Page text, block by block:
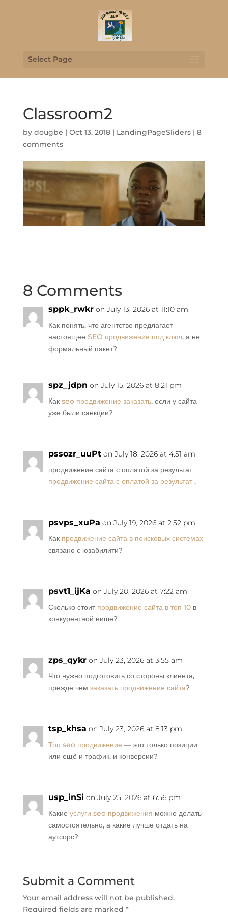
Select Page
Classroom2
by dougbe | Oct 13, 2018| LandingPageSliders| 8
comments
8 Comments
sppk_rwkr on July 13, 2026 at 11:10 am
Как понять, что агентство предлагает
настоящее SEO продвижение под ключ, а не
формальный пакет?
spz_jdpn on July 15, 2026 at 8:21 pm
Как seo продвижение заказать, если у сайта
уже были санкции?
pssozr_uuPt on July 18, 2026 at 4:51 am
продвижение сайта с оплатой за результат
продвижение сайта с оплатой за результат.
psvps_xuPa on July 19, 2026 at 2:52 pm
Как продвижение сайта в поисковых системах
связано с юзабилити?
psvt1_ijKa on July 20, 2026 at 7:22 am
Сколько стоит продвижение сайта в топ 10в
конкурентной нише?
zps_qykr on July 23, 2026 at 3:55 am
Что нужно подготовить со стороны клиента,
прежде чем заказать продвижение сайта?
tsp_khsa on July 23, 2026 at 8:13 pm
Топ seo продвижение — это только позиции
или ещё и трафик, и конверсии?
usp_inSi on July 25, 2026 at 6:56 pm
Какие услуги seo продвижения можно делать
самостоятельно, а какие лучше отдать на
аутсорс?
Submit a Comment
Your email address will not be published.
Required fields are marked *